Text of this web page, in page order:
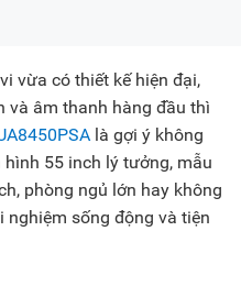
vừa có thiết kế hiện đại,
và âm thanh hàng đầu thì
là gợi ý không
55 inch lý tưởng, mẫu
phòng ngủ lớn hay không
nghiệm sống động và tiện